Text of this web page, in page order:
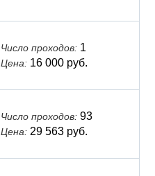
Число проходов: 1
Цена: 16 000 руб.
Число проходов: 93
Цена: 29 563 руб.